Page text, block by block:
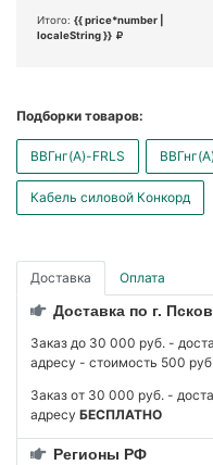
Итого: {{ price*number |
localeString }}
Подборки товаров:
ВВГнг(А)-FRLS
Кабель силовой Конкорд
Доставка Оплата
Доставка по г. Псков
Заказ до 30 000 руб. -
адресу - стоимость 500
Заказ от 30 000 руб. -
адресу БЕСПЛАТНО
Регионы РФ